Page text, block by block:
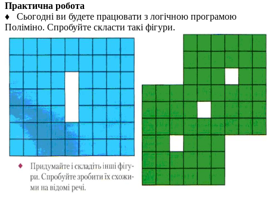
Практична робота
♦ Сьогодні ви будете працювати з логічною програмою
Поліміно. Спробуйте скласти такі фігури.